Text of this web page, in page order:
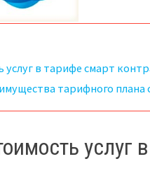
услуг в тарифе смарт
тарифного плана
услуг